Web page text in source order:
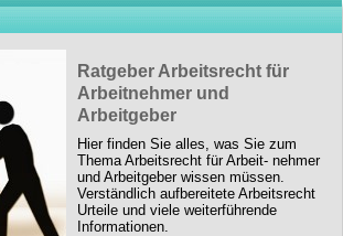
Ratgeber Arbeitsrecht für
Arbeitnehmer und
Arbeitgeber
Hier finden Sie alles, was Sie zum
Thema Arbeitsrecht für Arbeit- nehmer
und Arbeitgeber wissen müssen.
Verständlich aufbereitete Arbeitsrecht
Urteile und viele weiterführende
Informationen.